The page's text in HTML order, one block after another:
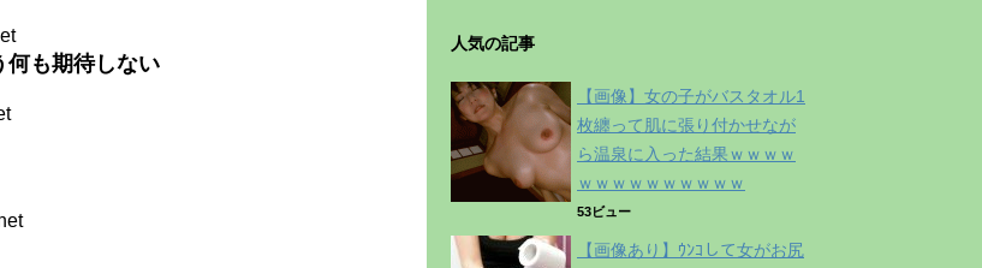
何も期待しない
人気の記事
【画像】女の子がバスタオル1
枚纏って肌に張り付かせなが
ら温泉に入った結果ｗｗｗｗ
ｗｗｗｗｗｗｗｗｗｗ
53ビュー
【画像あり】ｳﾝｺして女がお尻